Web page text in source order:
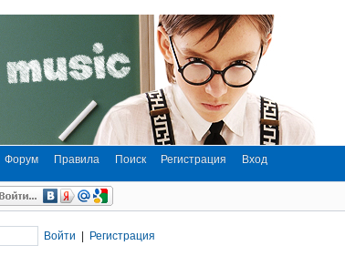
Форум Правила Поиск Регистрация Вход
Войти | Регистрация